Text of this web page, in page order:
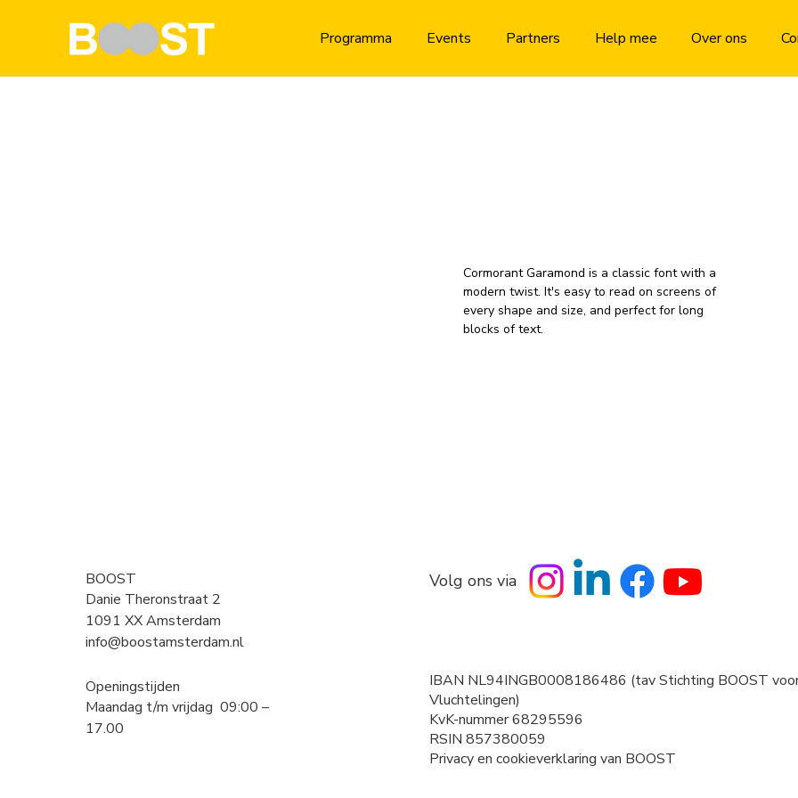
Programma Events Partners Help mee Over ons
Cormorant Garamond is a classic font with a
modern twist. It's easy to read on screens of
every shape and size, and perfect for long
blocks of text.
BOOST
Danie Theronstraat 2
1091 XX Amsterdam
info@boostamsterdam.nl
Openingstijden
Maandag t/m vrijdag 09:00 –
17.00
Volg ons via
IBAN NL94INGB0008186486 (tav Stichting BOOST
Vluchtelingen)
KvK-nummer 68295596
RSIN 857380059
Privacy en cookieverklaring van BOOST